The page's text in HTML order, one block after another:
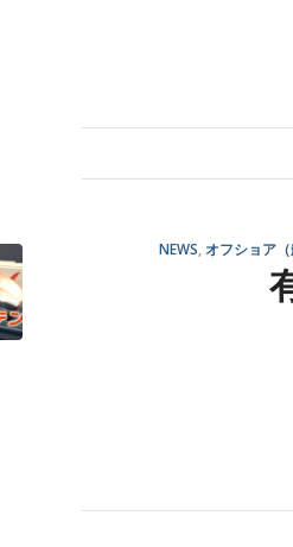
NEWS オフショア（